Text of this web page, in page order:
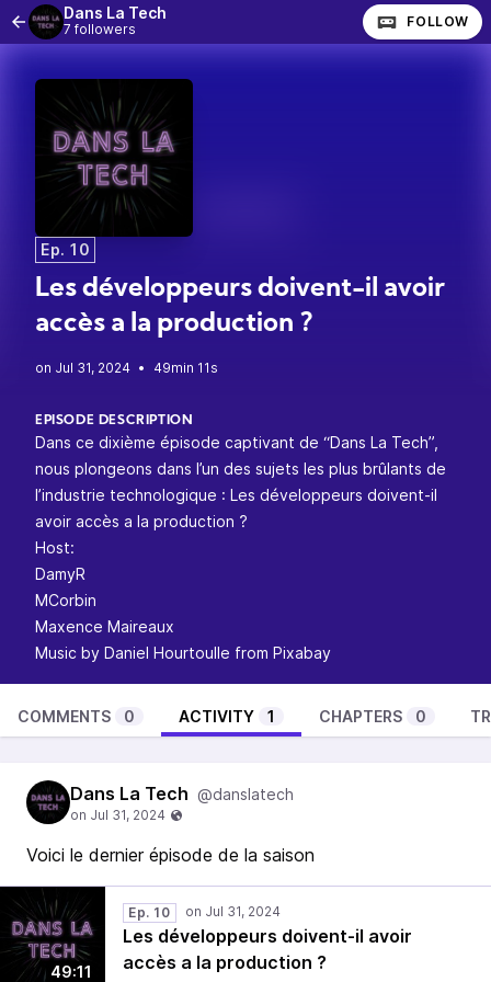
Dans La Tech
7 followers FOLLOW
Ep. 10
Les développeurs doivent-il avoir
accès a la production ?
• 49min 11s
EPISODE DESCRIPTION
Dans ce dixième épisode captivant de “Dans La Tech”,
nous plongeons dans l’un des sujets les plus brûlants de
l’industrie technologique : Les développeurs doivent-il
avoir accès a la production ?
Host:
DamyR
MCorbin
Maxence Maireaux
Music by Daniel Hourtoulle from Pixabay
COMMENTS 0 ACTIVITY 1 CHAPTERS 0
Dans La Tech @danslatech
Voici le dernier épisode de la saison
49:11
Ep. 10
Les développeurs doivent-il avoir
accès a la production ?